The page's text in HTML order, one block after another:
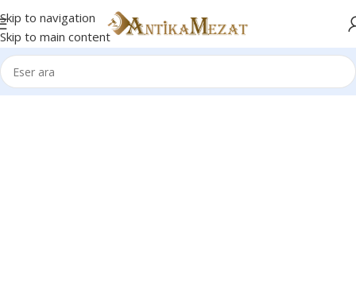
Skip to navigation
Skip to main content